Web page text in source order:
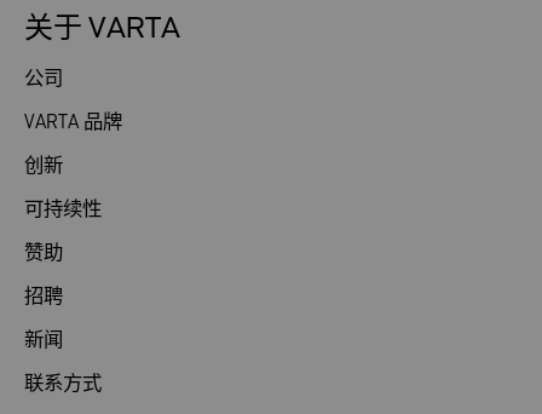
关于 VARTA
公司
VARTA 品牌
创新
可持续性
赞助
招聘
新闻
联系方式